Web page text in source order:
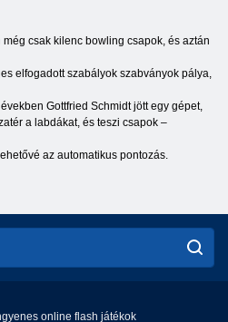
csak kilenc bowling csapok, és aztán
elfogadott szabályok szabványok pálya,
Gottfried Schmidt jött egy gépet,
a labdákat, és teszi csapok –
az automatikus pontozás.
online flash játékok